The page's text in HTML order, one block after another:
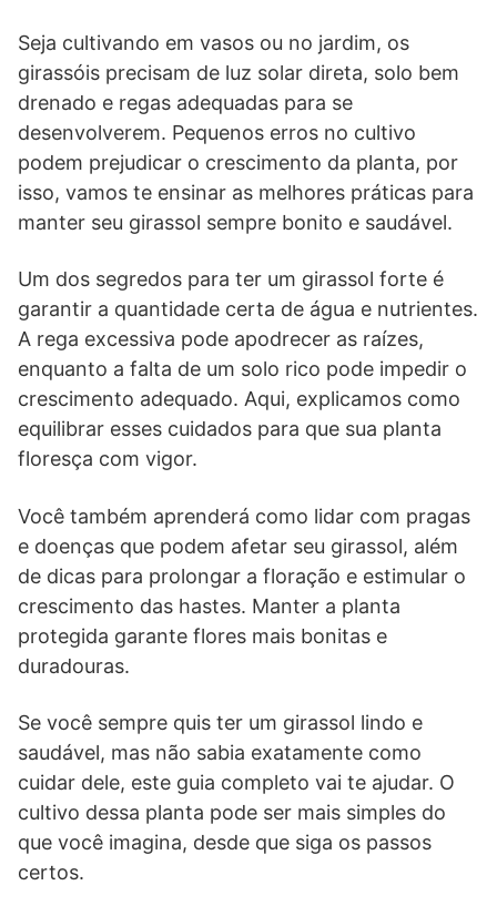
Seja cultivando em vasos ou no jardim, os
girassóis precisam de luz solar direta, solo bem
drenado e regas adequadas para se
desenvolverem. Pequenos erros no cultivo
podem prejudicar o crescimento da planta, por
isso, vamos te ensinar as melhores práticas para
manter seu girassol sempre bonito e saudável.
Um dos segredos para ter um girassol forte é
garantir a quantidade certa de água e nutrientes.
A rega excessiva pode apodrecer as raízes,
enquanto a falta de um solo rico pode impedir o
crescimento adequado. Aqui, explicamos como
equilibrar esses cuidados para que sua planta
floresça com vigor.
Você também aprenderá como lidar com pragas
e doenças que podem afetar seu girassol, além
de dicas para prolongar a floração e estimular o
crescimento das hastes. Manter a planta
protegida garante flores mais bonitas e
duradouras.
Se você sempre quis ter um girassol lindo e
saudável, mas não sabia exatamente como
cuidar dele, este guia completo vai te ajudar. O
cultivo dessa planta pode ser mais simples do
que você imagina, desde que siga os passos
certos.